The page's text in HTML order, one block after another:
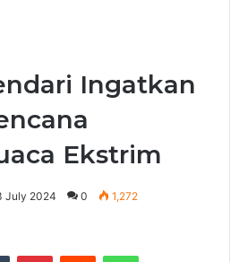
Ingatkan
Ekstrim
July 2024 0 1,272